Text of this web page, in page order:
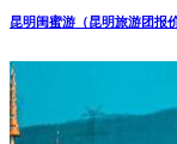
昆明闺蜜游（昆明旅游团报